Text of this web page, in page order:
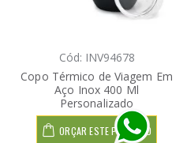
Cód: INV94678
Copo Térmico de Viagem Em
Aço Inox 400 Ml
Personalizado
ORÇAR ESTE PRODUTO